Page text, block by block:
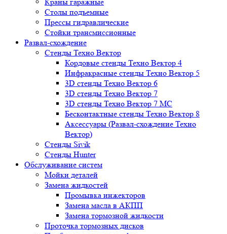
Столы подъемные
Прессы гидравлические
Стойки трансмиссионные
Развал-схождение
Стенды Техно Вектор
Кордовые стенды Техно Вектор 4
Инфракрасные стенды Техно Вектор 5
3D стенды Техно Вектор 6
3D стенды Техно Вектор 7
3D стенды Техно Вектор 7 МС
Бесконтактные стенды Техно Вектор 8
Аксессуары (Развал-схождение Техно
Вектор)
Стенды Sivik
Стенды Hunter
Обслуживание систем
Мойки деталей
Замена жидкостей
Промывка инжекторов
Замена масла в АКПП
Замена тормозной жидкости
Проточка тормозных дисков